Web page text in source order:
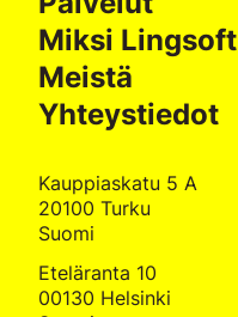
Kauppiaskatu 5 A
20100 Turku
Suomi
Eteläranta 10
00130 Helsinki
Miksi Lingsoft
Meistä
Yhteystiedot